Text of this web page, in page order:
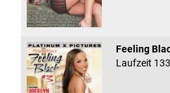
Feeling
Laufzeit